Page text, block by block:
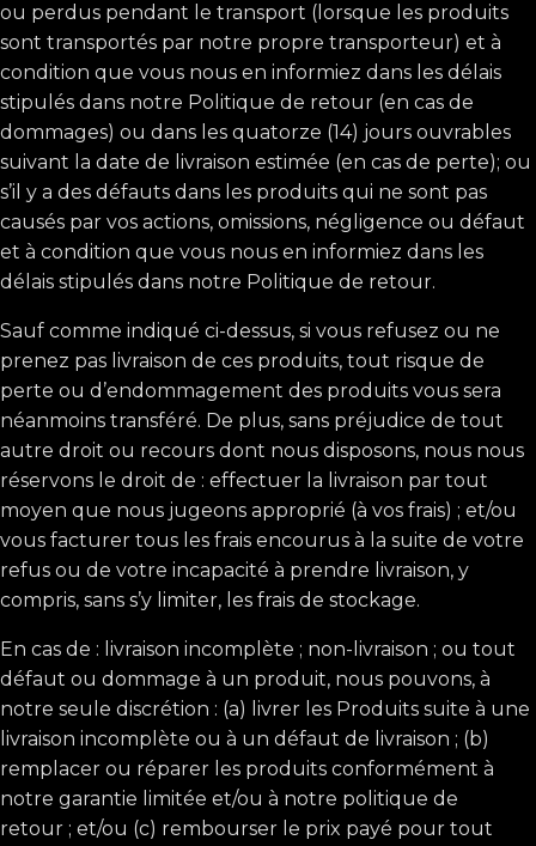
ou perdus pendant le transport (lorsque les produits
sont transportés par notre propre transporteur) et à
condition que vous nous en informiez dans les délais
stipulés dans notre Politique de retour (en cas de
dommages) ou dans les quatorze (14) jours ouvrables
suivant la date de livraison estimée (en cas de perte); ou
s’il y a des défauts dans les produits qui ne sont pas
causés par vos actions, omissions, négligence ou défaut
et à condition que vous nous en informiez dans les
délais stipulés dans notre Politique de retour.
Sauf comme indiqué ci-dessus, si vous refusez ou ne
prenez pas livraison de ces produits, tout risque de
perte ou d’endommagement des produits vous sera
néanmoins transféré. De plus, sans préjudice de tout
autre droit ou recours dont nous disposons, nous nous
réservons le droit de : effectuer la livraison par tout
moyen que nous jugeons approprié (à vos frais) ; et/ou
vous facturer tous les frais encourus à la suite de votre
refus ou de votre incapacité à prendre livraison, y
compris, sans s’y limiter, les frais de stockage.
En cas de : livraison incomplète ; non-livraison ; ou tout
défaut ou dommage à un produit, nous pouvons, à
notre seule discrétion : (a) livrer les Produits suite à une
livraison incomplète ou à un défaut de livraison ; (b)
remplacer ou réparer les produits conformément à
notre garantie limitée et/ou à notre politique de
retour ; et/ou (c) rembourser le prix payé pour tout